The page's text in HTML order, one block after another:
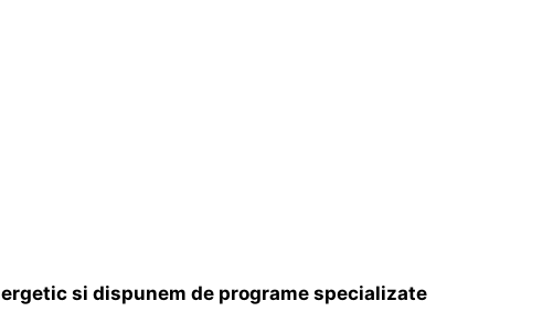
si dispunem de programe specializate